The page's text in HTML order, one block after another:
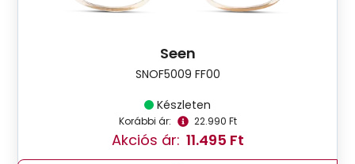
Seen
SNOF5009 FF00
Készleten
Korábbi ár: 22.990 Ft
Akciós ár: 11.495 Ft